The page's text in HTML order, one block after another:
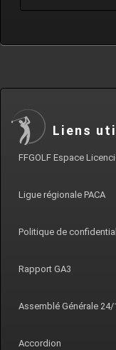
Liens
FFGOLF Espace
Ligue régionale PACA
Politique de
Rapport GA3
Assemblé Générale
Accordion